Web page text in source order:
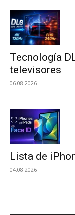
Tecnología
televisores
06.08.2026
Lista de
04.08.2026